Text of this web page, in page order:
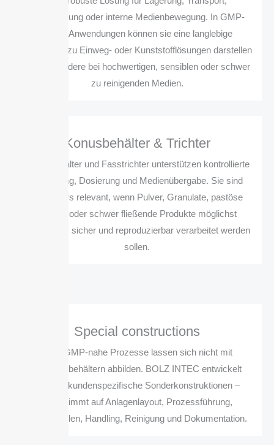
Bereitstellung oder interne Medienbewegung. In GMP-
nahen Anwendungen können sie eine langlebige
Alternative zu Einweg- oder Kunststofflösungen darstellen
– insbesondere bei hochwertigen, sensiblen oder schwer
zu reinigenden Medien.
Konusbehälter & Trichter
Konusbehälter und Fasstrichter unterstützen kontrollierte
Entleerung, Dosierung und Medienübergabe. Sie sind
besonders relevant, wenn Pulver, Granulate, pastöse
Medien oder schwer fließende Produkte möglichst
vollständig, sicher und reproduzierbar verarbeitet werden
sollen.
Special constructions
Viele GMP-nahe Prozesse lassen sich nicht mit
Standardbehältern abbilden. BOLZ INTEC entwickelt
deshalb kundenspezifische Sonderkonstruktionen –
abgestimmt auf Anlagenlayout, Prozessführung,
Schnittstellen, Handling, Reinigung und Dokumentation.